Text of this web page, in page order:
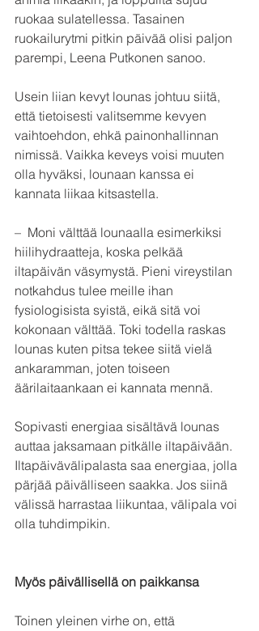
ruokaa sulatellessa. Tasainen
ruokailurytmi pitkin päivää olisi paljon
parempi, Leena Putkonen sanoo.
Usein liian kevyt lounas johtuu siitä,
että tietoisesti valitsemme kevyen
vaihtoehdon, ehkä painonhallinnan
nimissä. Vaikka keveys voisi muuten
olla hyväksi, lounaan kanssa ei
kannata liikaa kitsastella.
–  Moni välttää lounaalla esimerkiksi
hiilihydraatteja, koska pelkää
iltapäivän väsymystä. Pieni vireystilan
notkahdus tulee meille ihan
fysiologisista syistä, eikä sitä voi
kokonaan välttää. Toki todella raskas
lounas kuten pitsa tekee siitä vielä
ankaramman, joten toiseen
äärilaitaankaan ei kannata mennä.
Sopivasti energiaa sisältävä lounas
auttaa jaksamaan pitkälle iltapäivään.
Iltapäivävälipalasta saa energiaa, jolla
pärjää päivälliseen saakka. Jos siinä
välissä harrastaa liikuntaa, välipala voi
olla tuhdimpikin.
Myös päivällisellä on paikkansa
Toinen yleinen virhe on, että